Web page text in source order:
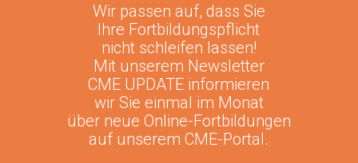
Wir passen auf, dass Sie
Ihre Fortbildungspflicht
nicht schleifen lassen!
Mit unserem Newsletter
CME UPDATE informieren
wir Sie einmal im Monat
über neue Online-Fortbildungen
auf unserem CME-Portal.